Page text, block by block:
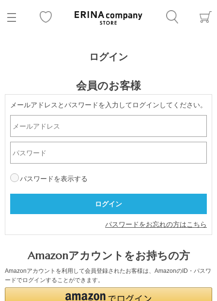
ログイン
会員のお客様
メールアドレスとパスワードを入力してログインしてください。
パスワードを表示する
パスワードをお忘れの方はこちら
Amazonアカウントをお持ちの方
Amazonアカウントを利用して会員登録されたお客様は、AmazonのID・パスワ
ードでログインすることができます。